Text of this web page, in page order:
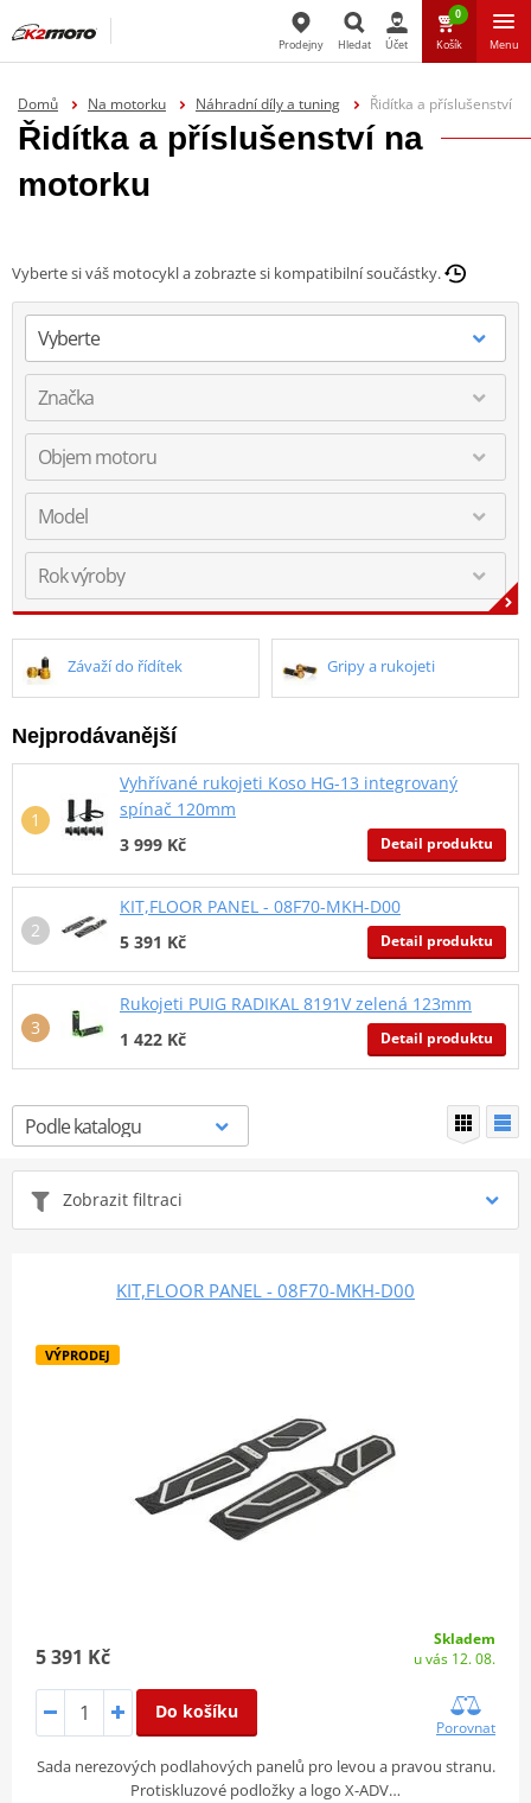
Hledat
Prodejny Hledat Účet
0
Košík Menu
Domů Na motorku Náhradní díly a tuning Řidítka a příslušenství
Řidítka a příslušenství na
motorku
Vyberte si váš motocykl a zobrazte si kompatibilní součástky.
Závaží do řídítek Gripy a rukojeti
Nejprodávanější
Vyhřívané rukojeti Koso HG-13 integrovaný
spínač 120mm
3 999 Kč
Detail produktu
KIT,FLOOR PANEL - 08F70-MKH-D00
5 391 Kč
Detail produktu
Rukojeti PUIG RADIKAL 8191V zelená 123mm
1 422 Kč
Detail produktu
Zobrazit filtraci
KIT,FLOOR PANEL - 08F70-MKH-D00
VÝPRODEJ
5 391 Kč
Skladem
u vás 12. 08.
Do košíku
Porovnat
Sada nerezových podlahových panelů pro levou a pravou stranu.
Protiskluzové podložky a logo X-ADV…